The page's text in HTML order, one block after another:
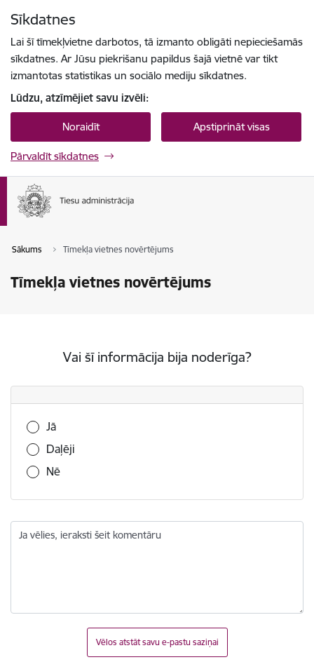
Sīkdatnes
Lai šī tīmekļvietne darbotos, tā izmanto obligāti nepieciešamās
sīkdatnes. Ar Jūsu piekrišanu papildus šajā vietnē var tikt
izmantotas statistikas un sociālo mediju sīkdatnes.
Lūdzu, atzīmējiet savu izvēli:
Noraidīt Apstiprināt visas
Pārvaldīt sīkdatnes
Sākums Tīmekļa vietnes novērtējums
Tīmekļa vietnes novērtējums
Vai šī informācija bija noderīga?
Vai šī informācija bija noderīga?
Jā
Daļēji
Nē
Ja vēlies, ieraksti šeit komentāru
Vēlos atstāt savu e-pastu saziņai